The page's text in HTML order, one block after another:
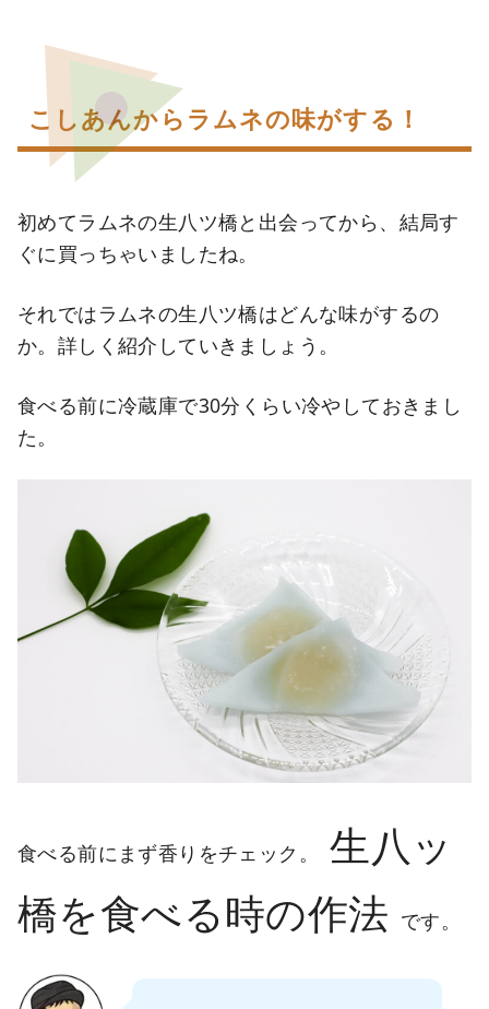
こしあんからラムネの味がする！
初めてラムネの生八ツ橋と出会ってから、結局す
ぐに買っちゃいましたね。
それではラムネの生八ツ橋はどんな味がするの
か。詳しく紹介していきましょう。
食べる前に冷蔵庫で30分くらい冷やしておきまし
た。
食べる前にまず香りをチェック。
生八ッ
橋を食べる時の作法 です。